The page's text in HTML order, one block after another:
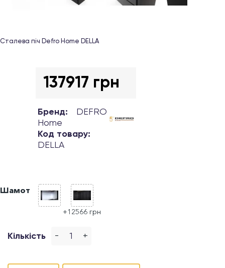
Сталева піч Defro Home DELLA
137917 грн
Бренд:
DEFRO
Home
Код товару:
DELLA
Шамот
+12566 грн
Кількість - +